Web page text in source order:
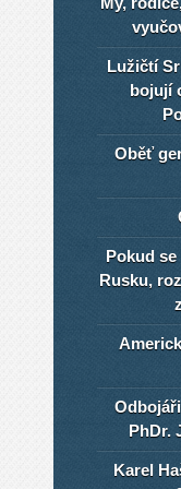
Lužičtí
bojují
Oběť
Pokud
Rusku,
PhDr.
Karel